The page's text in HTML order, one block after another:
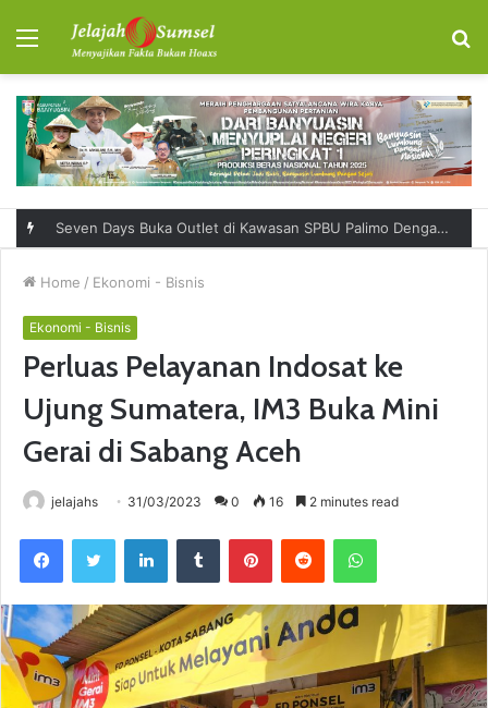
Menu
RSUD Talang Ubi Permudah Masyarakat Sampaikan Keluhan Lewat Kanal Pengaduan Resmi
Home / Ekonomi - Bisnis
Ekonomi - Bisnis
Perluas Pelayanan Indosat ke
Ujung Sumatera, IM3 Buka Mini
Gerai di Sabang Aceh
jelajahs 31/03/2023 0 16 2 minutes read